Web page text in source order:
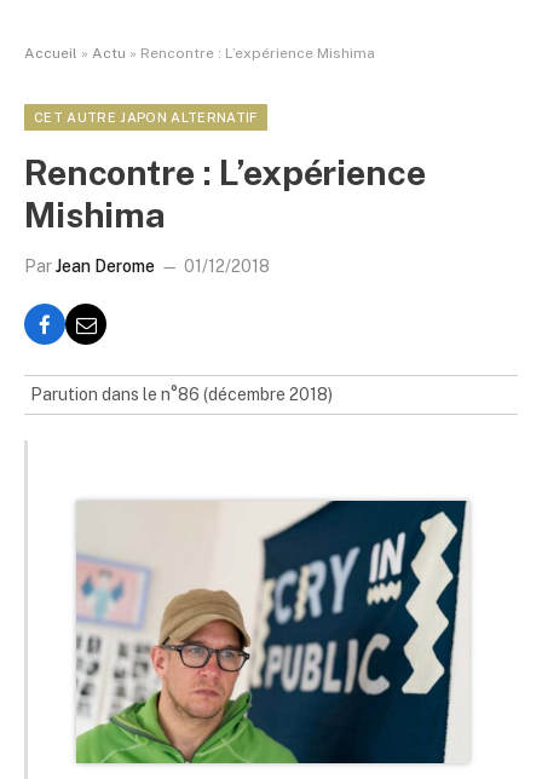
Accueil » Actu » Rencontre : L’expérience Mishima
CET AUTRE JAPON ALTERNATIF
Rencontre : L’expérience
Mishima
ParJean Derome 01/12/2018
Parution dans le n°86 (décembre 2018)